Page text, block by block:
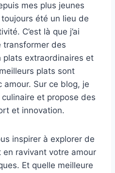
mes plus jeunes
été un lieu de
C’est là que j’ai
transformer des
plats extraordinaires et
plats sont
amour. Sur ce blog, je
et propose des
et innovation.
inspirer à explorer de
ravivant votre amour
Et quelle meilleure